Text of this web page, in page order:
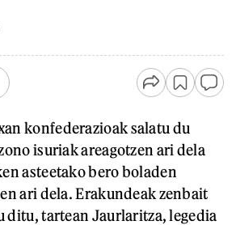
konfederazioak salatu du
isuriak areagotzen ari dela
asteetako bero boladen
ari dela. Erakundeak zenbait
ditu, tartean Jaurlaritza, legedia